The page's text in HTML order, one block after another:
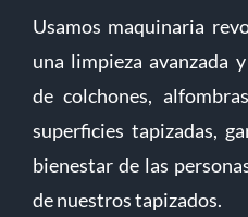
Usamos maquinaria
una limpieza avanzada
de colchones,
superficies tapizadas,
bienestar de las
de nuestros tapizados.